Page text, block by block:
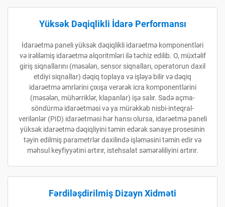
Yüksək Dəqiqlikli İdarə Performansı
İdarəetmə paneli yüksək dəqiqlikli idarəetmə komponentləri
və irəliləmiş idarəetmə alqoritmləri ilə təchiz edilib. O, müxtəlif
giriş siqnallarını (məsələn, sensor siqnalları, operatorun daxil
etdiyi siqnallar) dəqiq toplaya və işləyə bilir və dəqiq
idarəetmə əmrlərini çıxışa verərək icra komponentlərini
(məsələn, mühərriklər, klapanlar) işə salır. Sadə açma-
söndürmə idarəetməsi və ya mürəkkəb nisbi-inteqral-
verilənlər (PID) idarəetməsi hər hansı olursa, idarəetmə paneli
yüksək idarəetmə dəqiqliyini təmin edərək sənaye prosesinin
təyin edilmiş parametrlər daxilində işləməsini təmin edir və
məhsul keyfiyyətini artırır, istehsalat səmərəliliyini artırır.
Fərdiləşdirilmiş Dizayn Xidməti